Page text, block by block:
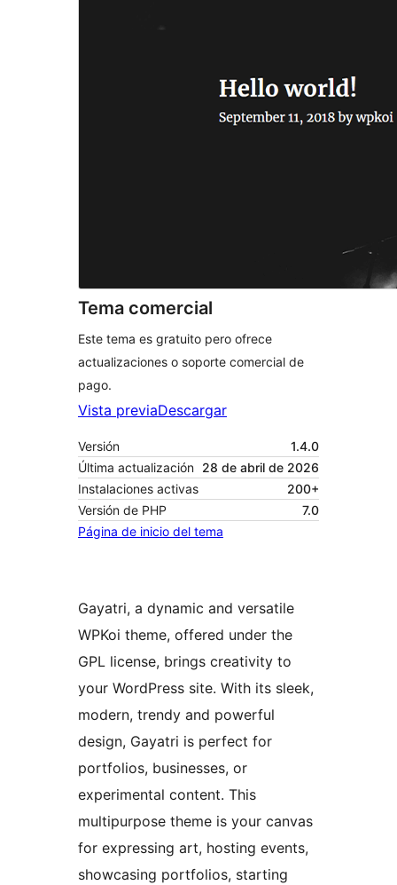
Tema comercial
Este tema es gratuito pero ofrece
actualizaciones o soporte comercial de
pago.
Vista previaDescargar
Versión
1.4.0
Última actualización 28 de abril de 2026
Instalaciones activas
200+
Versión de PHP
7.0
Página de inicio del tema
Gayatri, a dynamic and versatile
WPKoi theme, offered under the
GPL license, brings creativity to
your WordPress site. With its sleek,
modern, trendy and powerful
design, Gayatri is perfect for
portfolios, businesses, or
experimental content. This
multipurpose theme is your canvas
for expressing art, hosting events,
showcasing portfolios, starting